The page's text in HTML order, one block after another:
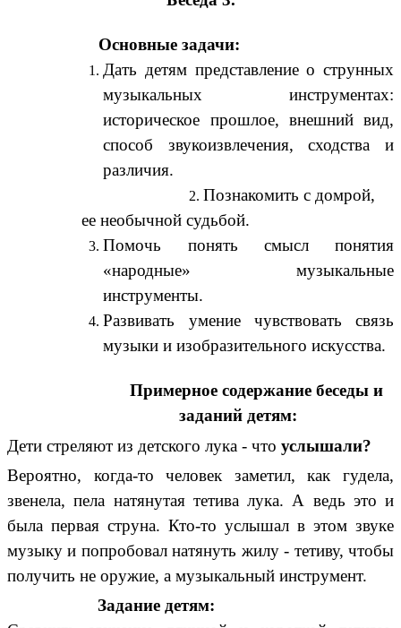
Основные задачи:
Дать детям представление о струнных
музыкальных инструментах:
историческое прошлое, внешний вид,
способ звукоизвлечения, сходства и
различия.
Познакомить с домрой,
ее необычной судьбой.
Помочь понять смысл понятия
«народные» музыкальные
инструменты.
Развивать умение чувствовать связь
музыки и изобразительного искусства.
Примерное содержание беседы и
заданий детям:
Дети стреляют из детского лука - что услышали?
Вероятно, когда-то человек заметил, как гудела,
звенела, пела натянутая тетива лука. А ведь это и
была первая струна. Кто-то услышал в этом звуке
музыку и попробовал натянуть жилу - тетиву, чтобы
получить не оружие, а музыкальный инструмент.
Задание детям: